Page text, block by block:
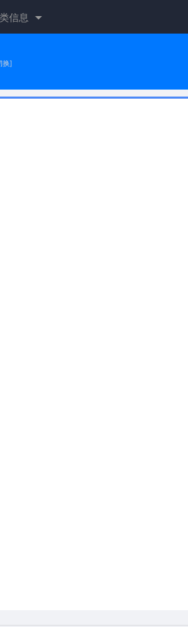
信息
换]